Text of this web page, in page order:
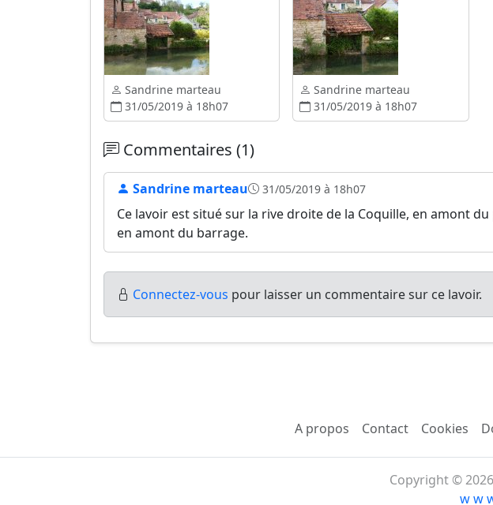
Sandrine marteau
31/05/2019 à 18h07
Sandrine marteau
31/05/2019 à 18h07
Commentaires (1)
Sandrine marteau 31/05/2019 à 18h07
Ce lavoir est situé sur la rive droite de la Coquille, en amont
en amont du barrage.
Connectez-vous pour laisser un commentaire sur ce lavoir.
A propos Contact Cookies
Copyright © 2026
w w